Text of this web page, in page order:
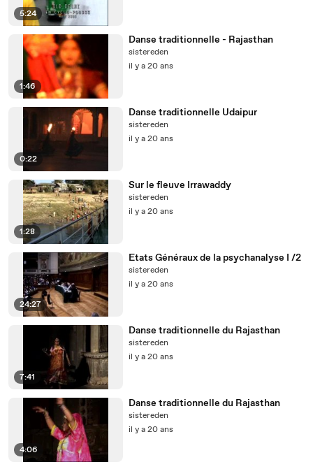
5:24
1:46
Danse traditionnelle - Rajasthan
sistereden
il y a 20 ans
0:22
Danse traditionnelle Udaipur
sistereden
il y a 20 ans
1:28
Sur le fleuve Irrawaddy
sistereden
il y a 20 ans
24:27
Etats Généraux de la psychanalyse I /2
sistereden
il y a 20 ans
7:41
Danse traditionnelle du Rajasthan
sistereden
il y a 20 ans
4:06
Danse traditionnelle du Rajasthan
sistereden
il y a 20 ans